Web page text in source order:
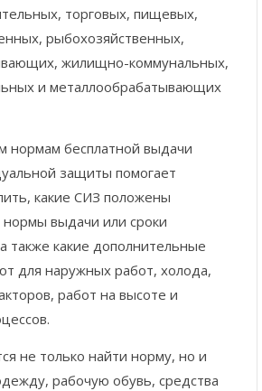
торговых, пищевых,
рыбохозяйственных,
жилищно-коммунальных,
и металлообрабатывающих
нормам бесплатной выдачи
защиты помогает
какие СИЗ положены
нормы выдачи или сроки
также какие дополнительные
для наружных работ, холода,
работ на высоте и
не только найти норму, но и
рабочую обувь, средства